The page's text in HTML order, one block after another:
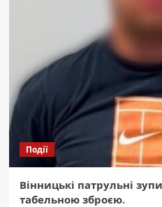
Події
Вінницькі патрульні
табельною зброєю.